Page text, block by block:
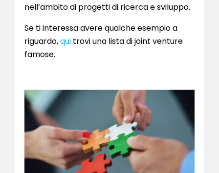
nell’ambito di progetti di ricerca e sviluppo.
Se ti interessa avere qualche esempio a
riguardo,qui trovi una lista di joint venture
famose.